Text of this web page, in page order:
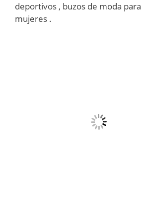
deportivos , buzos de moda
mujeres .